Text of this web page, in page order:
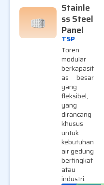
Stainle
ss Steel
Panel
TSP
Toren
modular
berkapasit
as besar
yang
fleksibel,
yang
dirancang
khusus
untuk
kebutuhan
air gedung
bertingkat
atau
industri.